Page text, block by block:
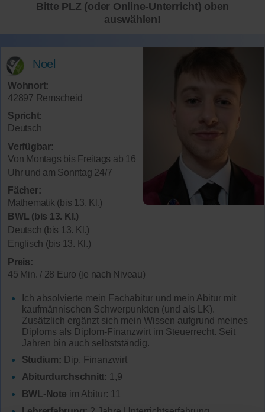
Bitte PLZ (oder Online-Unterricht) oben
auswählen!
Noel
Wohnort:
42897 Remscheid
Spricht:
Deutsch
Verfügbar:
Von Montags bis Freitags ab 16
Uhr und am Sonntag 24/7
Fächer:
Mathematik (bis 13. Kl.)
BWL (bis 13. Kl.)
Deutsch (bis 13. Kl.)
Englisch (bis 13. Kl.)
Preis:
45 Min. / 28 Euro (je nach Niveau)
Ich absolvierte mein Fachabitur und mein Abitur mit
kaufmännischen Schwerpunkten (und als LK).
Zusätzlich ergänzt sich mein Wissen aufgrund meines
Diploms als Diplom-Finanzwirt im Steuerrecht. Seit
Jahren bin auch selbstständig.
Studium: Dip. Finanzwirt
Abiturdurchschnitt: 1,9
BWL-Note im Abitur: 11